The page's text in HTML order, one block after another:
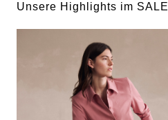
Unsere Highlights im SALE